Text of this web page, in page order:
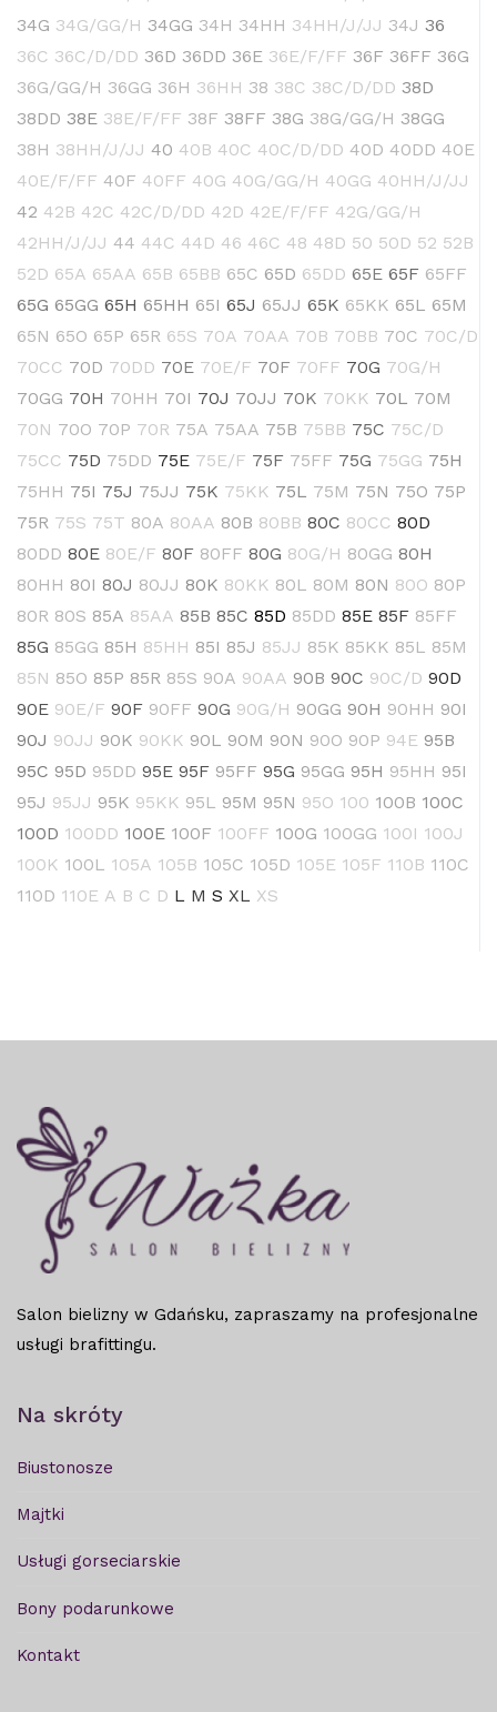
34G 34G/GG/H 34GG 34H 34HH 34HH/J/JJ 34J 36
36C 36C/D/DD 36D 36DD 36E 36E/F/FF 36F 36FF 36G
36G/GG/H 36GG 36H 36HH 38 38C 38C/D/DD 38D
38DD 38E 38E/F/FF 38F 38FF 38G 38G/GG/H 38GG
38H 38HH/J/JJ 40 40B 40C 40C/D/DD 40D 40DD 40E
40E/F/FF 40F 40FF 40G 40G/GG/H 40GG 40HH/J/JJ
42 42B 42C 42C/D/DD 42D 42E/F/FF 42G/GG/H
42HH/J/JJ 44 44C 44D 46 46C 48 48D 50 50D 52 52B
52D 65A 65AA 65B 65BB 65C 65D 65DD 65E 65F 65FF
65G 65GG 65H 65HH 65I 65J 65JJ 65K 65KK 65L 65M
65N 65O 65P 65R 65S 70A 70AA 70B 70BB 70C 70C/D
70CC 70D 70DD 70E 70E/F 70F 70FF 70G 70G/H
70GG 70H 70HH 70I 70J 70JJ 70K 70KK 70L 70M
70N 70O 70P 70R 75A 75AA 75B 75BB 75C 75C/D
75CC 75D 75DD 75E 75E/F 75F 75FF 75G 75GG 75H
75HH 75I 75J 75JJ 75K 75KK 75L 75M 75N 75O 75P
75R 75S 75T 80A 80AA 80B 80BB 80C 80CC 80D
80DD 80E 80E/F 80F 80FF 80G 80G/H 80GG 80H
80HH 80I 80J 80JJ 80K 80KK 80L 80M 80N 80O 80P
80R 80S 85A 85AA 85B 85C 85D 85DD 85E 85F 85FF
85G 85GG 85H 85HH 85I 85J 85JJ 85K 85KK 85L 85M
85N 85O 85P 85R 85S 90A 90AA 90B 90C 90C/D 90D
90E 90E/F 90F 90FF 90G 90G/H 90GG 90H 90HH 90I
90J 90JJ 90K 90KK 90L 90M 90N 90O 90P 94E 95B
95C 95D 95DD 95E 95F 95FF 95G 95GG 95H 95HH 95I
95J 95JJ 95K 95KK 95L 95M 95N 95O 100 100B 100C
100D 100DD 100E 100F 100FF 100G 100GG 100I 100J
100K 100L 105A 105B 105C 105D 105E 105F 110B 110C
110D 110E A B C D L M S XL XS
Salon bielizny w Gdańsku, zapraszamy na profesjonalne
usługi brafittingu.
Na skróty
Biustonosze
Majtki
Usługi gorseciarskie
Bony podarunkowe
Kontakt